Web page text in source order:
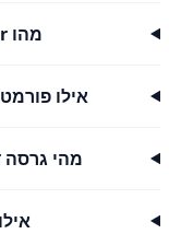
מהו OpenL Doc Translator?
אילו
מהי גרסה